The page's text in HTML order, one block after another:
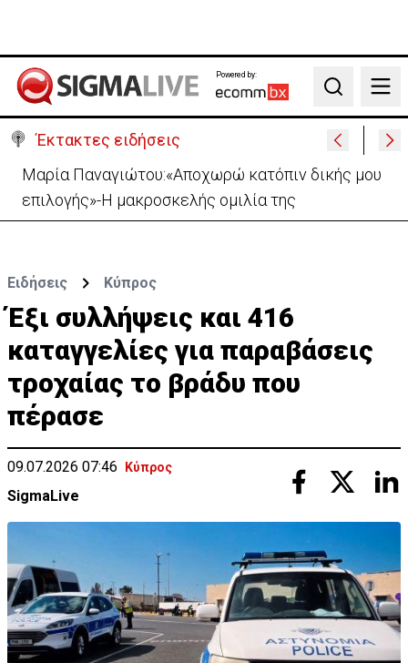
Powered by:
Search
Έκτακτες ειδήσεις
Μαρία Παναγιώτου:«Αποχωρώ κατόπιν δικής μου
επιλογής»-Η μακροσκελής ομιλία της
Ειδήσεις Κύπρος
Έξι συλλήψεις και 416
καταγγελίες για παραβάσεις
τροχαίας το βράδυ που
πέρασε
09.07.2026 07:46 Κύπρος
SigmaLive